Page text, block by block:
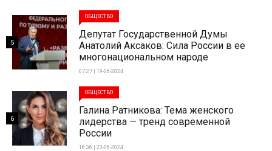
ОБЩЕСТВО
Депутат Государственной Думы
Анатолий Аксаков: Сила России в ее
многонациональном народе
07:27 | 19-06-2024
5
ОБЩЕСТВО
Галина Ратникова: Тема женского
лидерства — тренд современной
России
16:36 | 23-06-2024
6